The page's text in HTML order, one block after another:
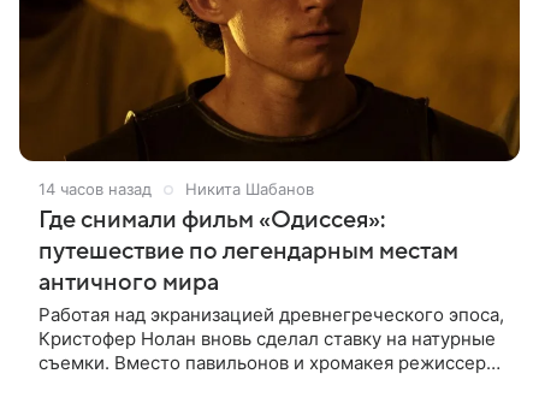
14 часов назад Никита Шабанов
Где снимали фильм «Одиссея»:
путешествие по легендарным местам
античного мира
Работая над экранизацией древнегреческого эпоса,
Кристофер Нолан вновь сделал ставку на натурные
съемки. Вместо павильонов и хромакея режиссер